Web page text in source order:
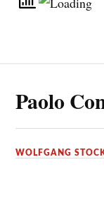
Paolo
WOLFGANG